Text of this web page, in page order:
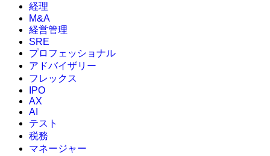
経理
M&A
経営管理
SRE
プロフェッショナル
アドバイザリー
フレックス
IPO
AX
AI
テスト
税務
マネージャー